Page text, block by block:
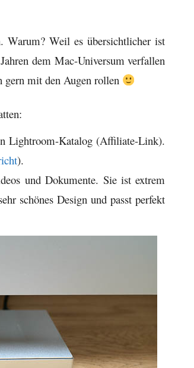
Warum? Weil es übersichtlicher ist
dem Mac-Universum verfallen
mit den Augen rollen
Lightroom-Katalog (Affiliate-Link).
).
und Dokumente. Sie ist extrem
schönes Design und passt perfekt